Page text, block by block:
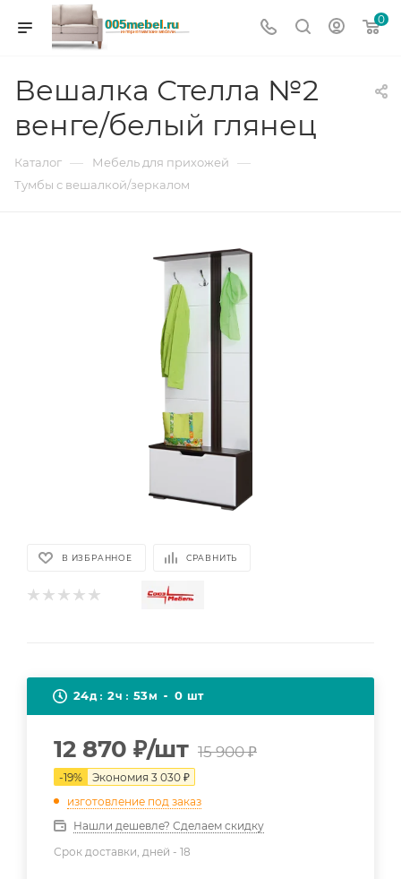
0
Вешалка Стелла №2
венге/белый глянец
Каталог — Мебель для прихожей —
Тумбы с вешалкой/зеркалом
В ИЗБРАННОЕ СРАВНИТЬ
24д 2ч 53м 0 шт
12 870 ₽/шт 15 900₽
-19% Экономия 3 030 ₽
изготовление под заказ
Нашли дешевле? Сделаем скидку
Срок доставки, дней - 18